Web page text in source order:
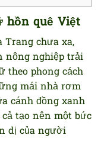
hồn quê Việt
Trang chưa xa,
nông nghiệp trải
theo phong cách
mái nhà rơm
cánh đồng xanh
tạo nên một bức
dị của người